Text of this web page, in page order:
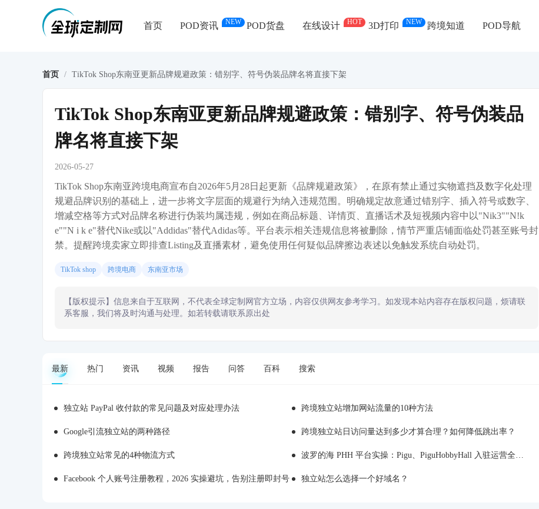
首页 POD资讯 NEW POD货盘 在线设计 HOT 3D打印 NEW 跨境知道 POD导航
首页 / TikTok Shop东南亚更新品牌规避政策：错别字、符号伪装品牌名将直接下架
TikTok Shop东南亚更新品牌规避政策：错别字、符号伪装品
牌名将直接下架
2026-05-27
TikTok Shop东南亚跨境电商宣布自2026年5月28日起更新《品牌规避政策》，在原有禁止通过实物遮挡及数字化处理
规避品牌识别的基础上，进一步将文字层面的规避行为纳入违规范围。明确规定故意通过错别字、插入符号或数字、
增减空格等方式对品牌名称进行伪装均属违规，例如在商品标题、详情页、直播话术及短视频内容中以"Nik3""N!k
e""N i k e"替代Nike或以"Addidas"替代Adidas等。平台表示相关违规信息将被删除，情节严重店铺面临处罚甚至账号封
禁。提醒跨境卖家立即排查Listing及直播素材，避免使用任何疑似品牌擦边表述以免触发系统自动处罚。
TikTok shop 跨境电商 东南亚市场
【版权提示】信息来自于互联网，不代表全球定制网官方立场，内容仅供网友参考学习。如发现本站内容存在版权问题，烦请联
系客服，我们将及时沟通与处理。如若转载请联系原出处
最新 热门 资讯 视频 报告 问答 百科 搜索
独立站 PayPal 收付款的常见问题及对应处理办法 跨境独立站增加网站流量的10种方法
Google引流独立站的两种路径 跨境独立站日访问量达到多少才算合理？如何降低跳出率？
跨境独立站常见的4种物流方式 波罗的海 PHH 平台实操：Pigu、PiguHobbyHall 入驻运营全解析
Facebook 个人账号注册教程，2026 实操避坑，告别注册即封号 独立站怎么选择一个好域名？